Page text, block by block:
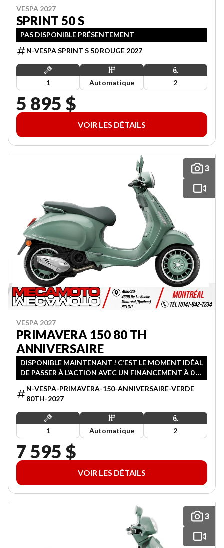
VESPA 2027
SPRINT 50 S
PAS DISPONIBLE PRÉSENTEMENT
N-VESPA SPRINT S 50 ROUGE 2027
1 Automatique 2
5 895 $
VOIR LES DÉTAILS
3
VESPA 2027
PRIMAVERA 150 80 TH
ANNIVERSAIRE
DISPONIBLE MAINTENANT ! C’EST LE MOMENT IDÉAL
DE PASSER À L’ACTION AVEC UN FINANCEMENT À 0 %
SUR 36 MOIS.
N-VESPA-PRIMAVERA-150-ANNIVERSAIRE-VERDE
80TH-2027
1 Automatique 2
7 595 $
VOIR LES DÉTAILS
3